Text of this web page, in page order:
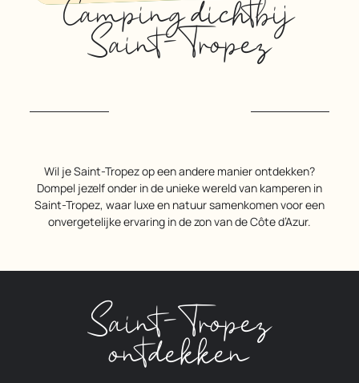
Camping dichtbij
Saint-Tropez
Wil je Saint-Tropez op een andere manier ontdekken?
Dompel jezelf onder in de unieke wereld van kamperen in
Saint-Tropez, waar luxe en natuur samenkomen voor een
onvergetelijke ervaring in de zon van de Côte d’Azur.
Saint-Tropez
ontdekken